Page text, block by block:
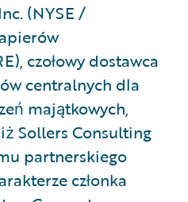
(NYSE /
czołowy dostawca
centralnych dla
majątkowych,
Sollers Consulting
partnerskiego
członka